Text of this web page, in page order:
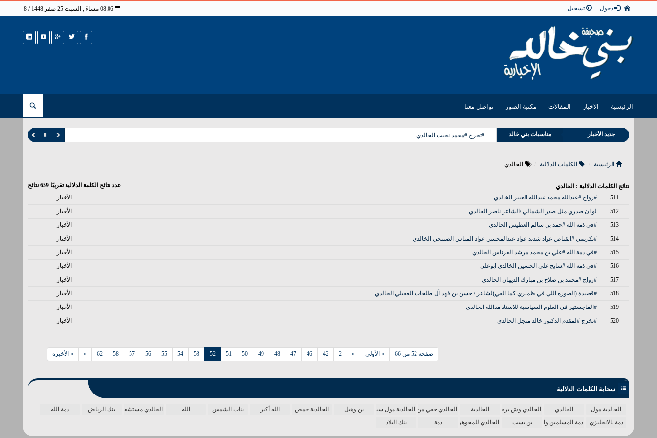
دخول تسجيل
الرئيسية الاخبار المقالات مكتبة الصور تواصل معنا
جديد الأخبار
وفيات بني خالد
مناسبات بني خالد #تخرج #محمد نجيب الخالدي
الرئيسية الكلمات الدلالية الخالدي
نتائج الكلمات الدلالية : الخالدي عدد نتائج الكلمة الدلالية تقريبًا 659 نتائج
511
#زواج #عبدالله محمد عبدالله العنبر الخالدي
الأخبار
512
‏لو ان صدري مثل صدر الشمالي /الشاعر ناصر الخالدي
الأخبار
513
#في ذمة الله #حمد بن سالم العطيش الخالدي
الأخبار
514
#تكريمي #القناص عواد شديد عواد عبدالمحسن عواد المياس الصبيحي الخالدي
الأخبار
515
#في ذمة الله #علي بن محمد مرشد القرناس الخالدي
الأخبار
516
#في ذمة الله #سايح علي الحسين الخالدي ابوعلي
الأخبار
517
#زواج #محمد بن صلاح بن مبارك الديهان الخالدي
الأخبار
518
#قصيدة (الصوره اللي في ظميري كما الفي)لشاعر / حسن بن فهد آل طلحاب العقيلي الخالدي
الأخبار
519
#الماجستير في العلوم السياسية للاستاذ مدالله الخالدي
الأخبار
520
#تخرج #لمقدم الدكتور خالد منجل الخالدي الأخبار
صفحة 52 من 66 « الأولى «
2
42
46
47
48
49
50
51
52
53
54
55
56
57
58
62
» » الأخيرة
سحابة الكلمات الدلالية
الخالدية مول الخالدي الخالدي وش يرجع الخالدية الخالدي حقي من الدنياالخالدية مول سينما بن وهيل الخالدية حمص الله أكبر بنات الشمس الله الخالدي مستشفى بنك الرياض
ذمة الله
ذمة بالانجليزي
ذمة المسلمين واحدة بن بست الخالدي للمجوهرات ذمة بنك البلاد